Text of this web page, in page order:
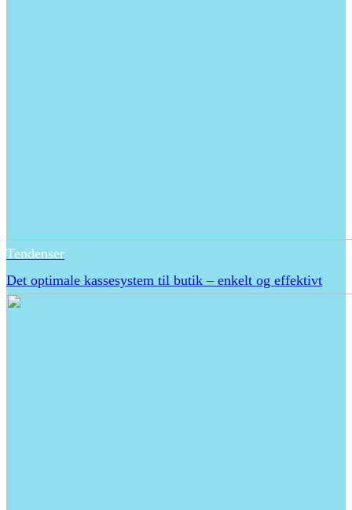
Tendenser
Det optimale kassesystem til butik – enkelt og effektivt